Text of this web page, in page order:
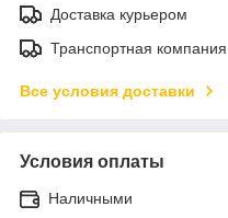
Доставка курьером
Транспортная компания
Все условия доставки
Условия оплаты
Наличными